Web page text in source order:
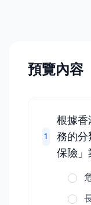
預覽內容
1
根據香
務的分
保險」